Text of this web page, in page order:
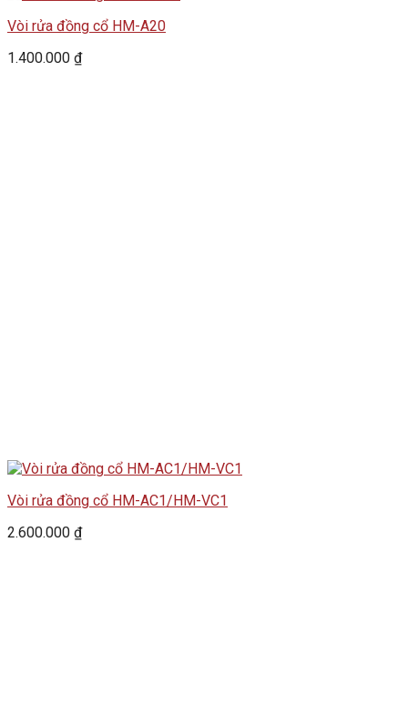
Vòi rửa đồng cổ HM-A20
1.400.000 ₫
Vòi rửa đồng cổ HM-AC1/HM-VC1
2.600.000 ₫